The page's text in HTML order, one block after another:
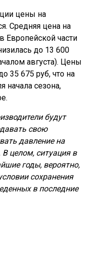
цены на
Средняя цена на
Европейской части
до 13 600
августа). Цены
35 675 руб, что на
начала сезона,
будут
свою
давление на
целом, ситуация в
годы, вероятно,
сохранения
в последние